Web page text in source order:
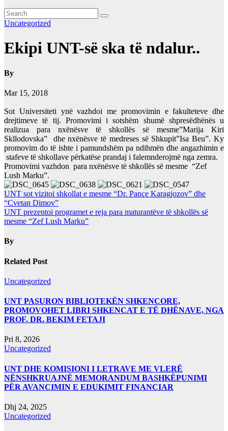
Uncategorized
Ekipi UNT-së ska të ndalur..
By
Mar 15, 2018
Sot Universiteti ynë vazhdoi me promovimin e fakulteteve dhe
drejtimeve të tij. Promovimi i sotshëm shumë shpresëdhënës u
realizua para nxënësve të shkollës së mesme”Marija Kiri
Skllodovska” dhe nxënësve të medreses së Shkupit”Isa Beu”. Ky
promovim do të ishte i pamundshëm pa ndihmën dhe angazhimin e
stafeve të shkollave përkatëse prandaj i falemnderojmë nga zemra.
Promovimi vazhdon para nxënësve të shkollës së mesme “Zef
Lush Marku”.
Lëvizje
te
postimet
UNT sot vizitoi shkollat e mesme “Dr. Pançe Karagjozov” dhe
“Cvetan Dimov”
UNT prezentoi programet e reja para maturantëve të shkollës së
mesme “Zef Lush Marku”
By
Related Post
Uncategorized
UNT PASURON BIBLIOTEKËN SHKENCORE,
PROMOVOHET LIBRI SHKENCAT E TË DHËNAVE, NGA
PROF. DR. BEKIM FETAJI
Pri 8, 2026
Uncategorized
UNT DHE KOMISIONI I LETRAVE ME VLERË
NËNSHKRUAJNË MEMORANDUM BASHKËPUNIMI
PËR AVANCIMIN E EDUKIMIT FINANCIAR
Dhj 24, 2025
Uncategorized